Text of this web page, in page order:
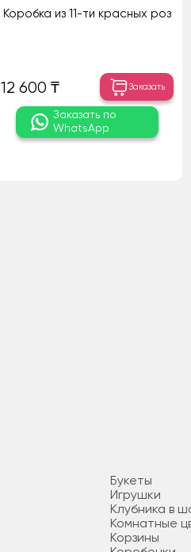
Коробка из 11-ти красных роз
12 600 ₸ Заказать
Заказать по
WhatsApp
Букеты
Игрушки
Клубника в
Комнатные
Корзины